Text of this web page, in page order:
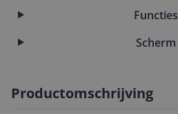
Functies
Scherm
Productomschrijving